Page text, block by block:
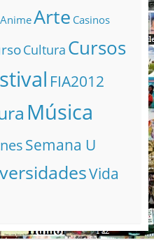
AnimeArte Casinos
Cultura Cursos
FIA2012
Música
Semana U
Vida